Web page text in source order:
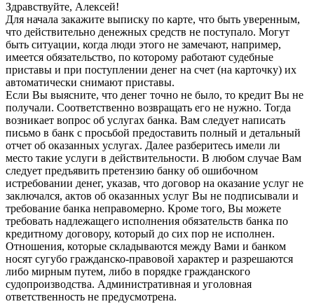
Здравствуйте, Алексей!
Для начала закажите выписку по карте, что быть уверенным,
что действительно денежных средств не поступало. Могут
быть ситуации, когда люди этого не замечают, например,
имеется обязательство, по которому работают судебные
приставы и при поступлении денег на счет (на карточку) их
автоматически снимают приставы.
Если Вы выясните, что денег точно не было, то кредит Вы не
получали. Соответственно возвращать его не нужно. Тогда
возникает вопрос об услугах банка. Вам следует написать
письмо в банк с просьбой предоставить полный и детальный
отчет об оказанных услугах. Далее разберитесь имели ли
место такие услуги в действительности. В любом случае Вам
следует предъявить претензию банку об ошибочном
истребовании денег, указав, что договор на оказание услуг не
заключался, актов об оказанных услуг Вы не подписывали и
требование банка неправомерно. Кроме того, Вы можете
требовать надлежащего исполнения обязательств банка по
кредитному договору, который до сих пор не исполнен.
Отношения, которые складываются между Вами и банком
носят сугубо гражданско-правовой характер и разрешаются
либо мирным путем, либо в порядке гражданского
судопроизводства. Административная и уголовная
ответственность не предусмотрена.